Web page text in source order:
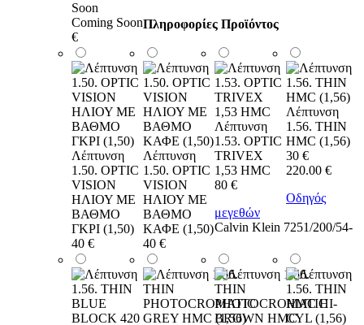
Coming Soon
€
Λέπτυνση
1.50. OPTIC
VISION
ΗΛΙΟΥ ΜΕ
ΒΑΘΜΟ
ΓΚΡΙ (1,50)
40 €
Λέπτυνση
1.50. OPTIC
VISION
ΗΛΙΟΥ ΜΕ
ΒΑΘΜΟ
ΚΑΦΕ (1,50)
40 €
Λέπτυνση
1.53. OPTIC
TRIVEX
1,53 HMC
80 €
Λέπτυνση
1.56. THIN
HMC (1,56)
30 €
Πληροφορίες Προϊόντος
220.00 €
Οδηγός
μεγεθών
Calvin Klein 7251/200/54-